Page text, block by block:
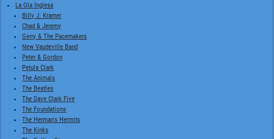
La Ola Inglesa
Billy J. Kramer
Chad & Jeremy
Gerry & The Pacemakers
New Vaudeville Band
Peter & Gordon
Petula Clark
The Animals
The Beatles
The Dave Clark Five
The Foundations
The Herman's Hermits
The Kinks